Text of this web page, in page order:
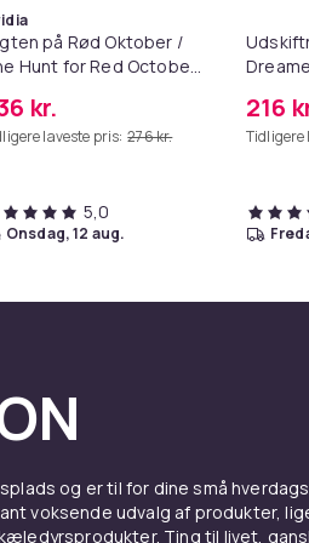
på Rød Oktober /
Hunt for Red October
kr.
laveste pris: 276 kr.
5,0
onsdag, 12 aug.
216
Tidligere
og er til for dine små
voksende udvalg af produkter,
Ting til livet,